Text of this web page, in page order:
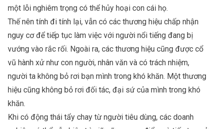
một lỗi nghiêm trọng có thể hủy hoại con cái họ.
Thế nên tính đi tính lại, vẫn có các thương hiệu chấp nhận
nguy cơ để tiếp tục làm việc với người nổi tiếng đang bị
vướng vào rắc rối. Ngoài ra, các thương hiệu cũng được cổ
vũ hành xử như con người, nhân văn và có trách nhiệm,
người ta không bỏ rơi bạn mình trong khó khăn. Một thương
hiệu cũng không bỏ rơi đối tác, đại sứ của mình trong khó
khăn.
Khi có động thái tẩy chay từ người tiêu dùng, các doanh